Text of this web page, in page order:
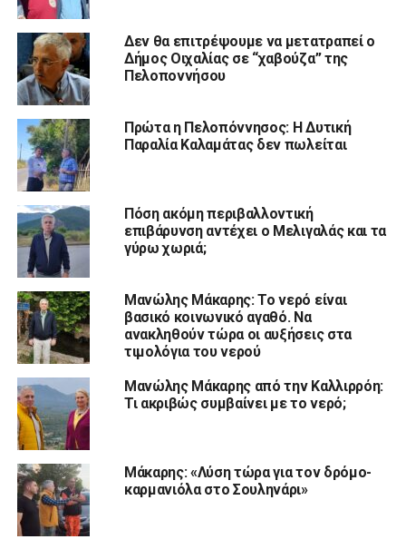
Δεν θα επιτρέψουμε να μετατραπεί ο
Δήμος Οιχαλίας σε “χαβούζα” της
Πελοποννήσου
Πρώτα η Πελοπόννησος: Η Δυτική
Παραλία Καλαμάτας δεν πωλείται
Πόση ακόμη περιβαλλοντική
επιβάρυνση αντέχει ο Μελιγαλάς και τα
γύρω χωριά;
Μανώλης Μάκαρης: Το νερό είναι
βασικό κοινωνικό αγαθό. Να
ανακληθούν τώρα οι αυξήσεις στα
τιμολόγια του νερού
Μανώλης Μάκαρης από την Καλλιρρόη:
Τι ακριβώς συμβαίνει με το νερό;
Μάκαρης: «Λύση τώρα για τον δρόμο-
καρμανιόλα στο Σουληνάρι»